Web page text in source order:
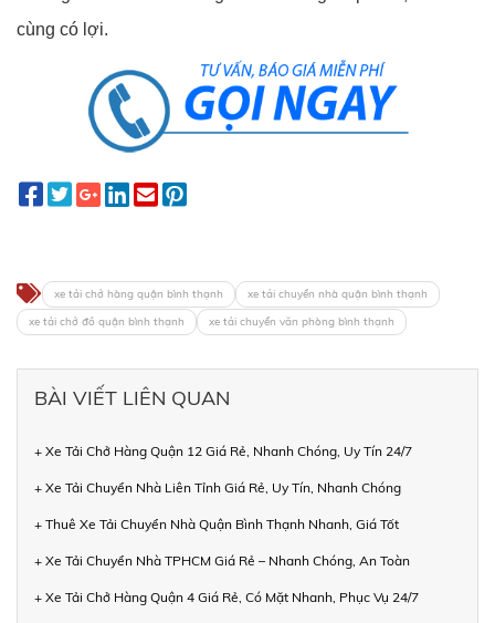
cùng có lợi.
xe tải chở hàng quận bình thạnh
xe tải chuyển nhà quận bình thạnh
xe tải chở đồ quận bình thạnh
xe tải chuyển văn phòng bình thạnh
BÀI VIẾT LIÊN QUAN
+ Xe Tải Chở Hàng Quận 12 Giá Rẻ, Nhanh Chóng, Uy Tín 24/7
+ Xe Tải Chuyển Nhà Liên Tỉnh Giá Rẻ, Uy Tín, Nhanh Chóng
+ Thuê Xe Tải Chuyển Nhà Quận Bình Thạnh Nhanh, Giá Tốt
+ Xe Tải Chuyển Nhà TPHCM Giá Rẻ – Nhanh Chóng, An Toàn
+ Xe Tải Chở Hàng Quận 4 Giá Rẻ, Có Mặt Nhanh, Phục Vụ 24/7